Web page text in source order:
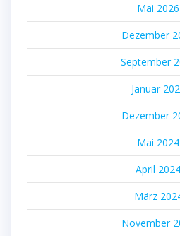
Mai 2026
Dezember
September
Januar
Dezember
Mai 2024
April 2024
März
November